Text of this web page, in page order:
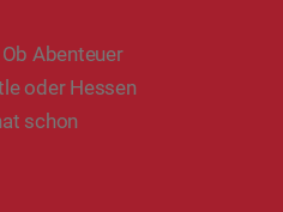
Ob Abenteuer
oder Hessen
schon